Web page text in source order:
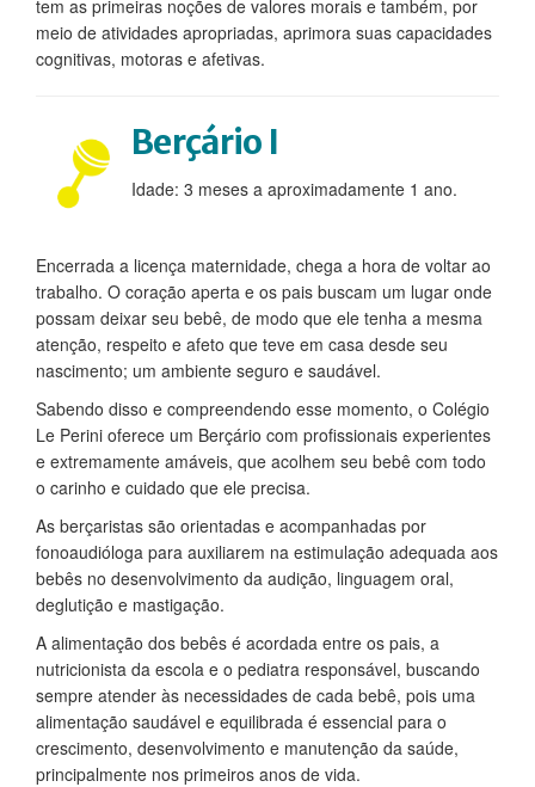
tem as primeiras noções de valores morais e também, por
meio de atividades apropriadas, aprimora suas capacidades
cognitivas, motoras e afetivas.
Berçário I
Idade: 3 meses a aproximadamente 1 ano.
Encerrada a licença maternidade, chega a hora de voltar ao
trabalho. O coração aperta e os pais buscam um lugar onde
possam deixar seu bebê, de modo que ele tenha a mesma
atenção, respeito e afeto que teve em casa desde seu
nascimento; um ambiente seguro e saudável.
Sabendo disso e compreendendo esse momento, o Colégio
Le Perini oferece um Berçário com profissionais experientes
e extremamente amáveis, que acolhem seu bebê com todo
o carinho e cuidado que ele precisa.
As berçaristas são orientadas e acompanhadas por
fonoaudióloga para auxiliarem na estimulação adequada aos
bebês no desenvolvimento da audição, linguagem oral,
deglutição e mastigação.
A alimentação dos bebês é acordada entre os pais, a
nutricionista da escola e o pediatra responsável, buscando
sempre atender às necessidades de cada bebê, pois uma
alimentação saudável e equilibrada é essencial para o
crescimento, desenvolvimento e manutenção da saúde,
principalmente nos primeiros anos de vida.